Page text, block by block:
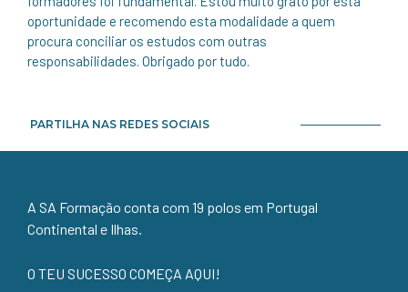
oportunidade e recomendo esta modalidade a quem
procura conciliar os estudos com outras
responsabilidades. Obrigado por tudo.
PARTILHA NAS REDES SOCIAIS
A SA Formação conta com 19 polos em Portugal
Continental e Ilhas.
O TEU SUCESSO COMEÇA AQUI!